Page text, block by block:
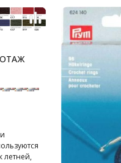
–
летней,